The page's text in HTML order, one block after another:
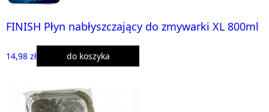
FINISH Płyn nabłyszczający do zmywarki XL 800ml
14,98 zł do koszyka